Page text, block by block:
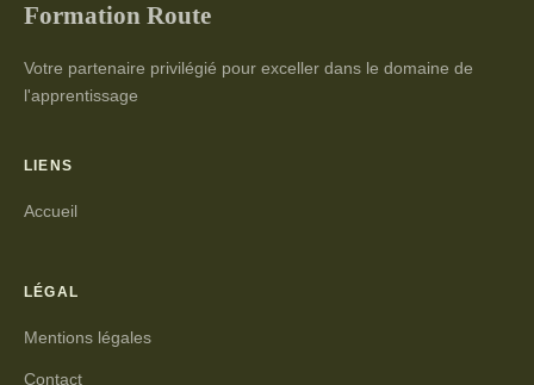
Formation Route
Votre partenaire privilégié pour exceller dans le domaine de
l'apprentissage
LIENS
Accueil
LÉGAL
Mentions légales
Contact